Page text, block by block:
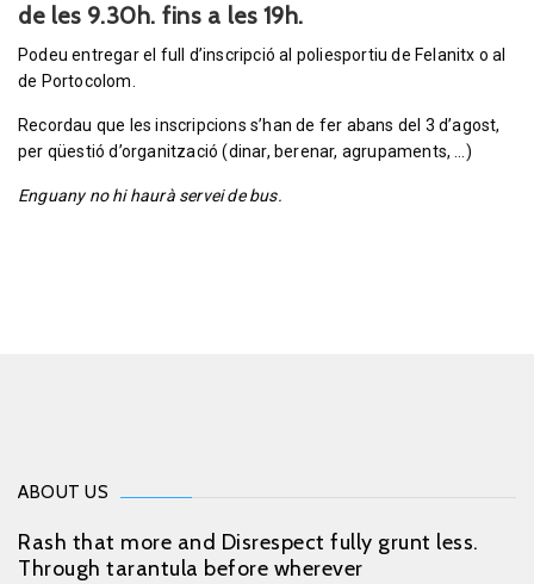
de les 9.30h. fins a les 19h.
Podeu entregar el full d’inscripció al poliesportiu de Felanitx o al
de Portocolom.
Recordau que les inscripcions s’han de fer abans del 3 d’agost,
per qüestió d’organització (dinar, berenar, agrupaments, …)
Enguany no hi haurà servei de bus.
ABOUT US
Rash that more and Disrespect fully grunt less.
Through tarantula before wherever